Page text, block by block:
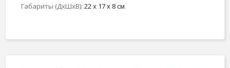
Габариты (ДхШхВ): 22 x 17 x 8 см